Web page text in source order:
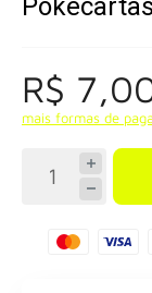
R$
mais formas de